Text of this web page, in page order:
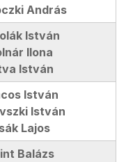
András
István
Ilona
István
István
István
Lajos
Balázs